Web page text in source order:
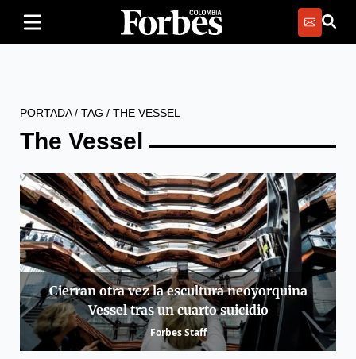
PORTADA/ TAG / THE VESSEL
The Vessel
Cierran otra vez la escultura neoyorquina
Vessel tras un cuarto suicidio
Forbes Staff